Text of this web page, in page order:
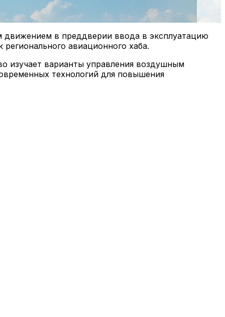
движением в преддверии ввода в эксплуатацию
авиационного хаба.
изучает варианты управления воздушным
технологий для повышения